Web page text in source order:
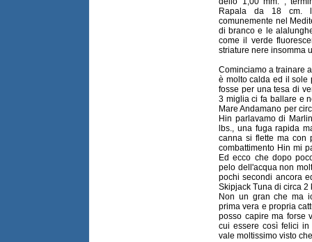
Rapala da 18 cm.
comunemente nel
di branco e le
come il verde
striature nere insomma
Cominciamo a trainare
è molto calda ed il sole
fosse per una tesa di
3 miglia ci fa ballare e
Mare Andamano per
Hin parlavamo di
lbs., una fuga rapida
canna si flette ma con
combattimento Hin mi
Ed ecco che dopo
pelo dell'acqua non
pochi secondi ancora
Skipjack Tuna di circa 2
Non un gran che ma
prima vera e propria
posso capire ma forse
cui essere così felici
vale moltissimo visto